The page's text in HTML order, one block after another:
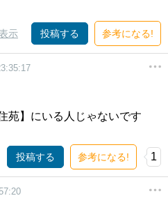
示 投稿する 参考になる!
苑】にいる人じゃないです
投稿する 参考になる! 1